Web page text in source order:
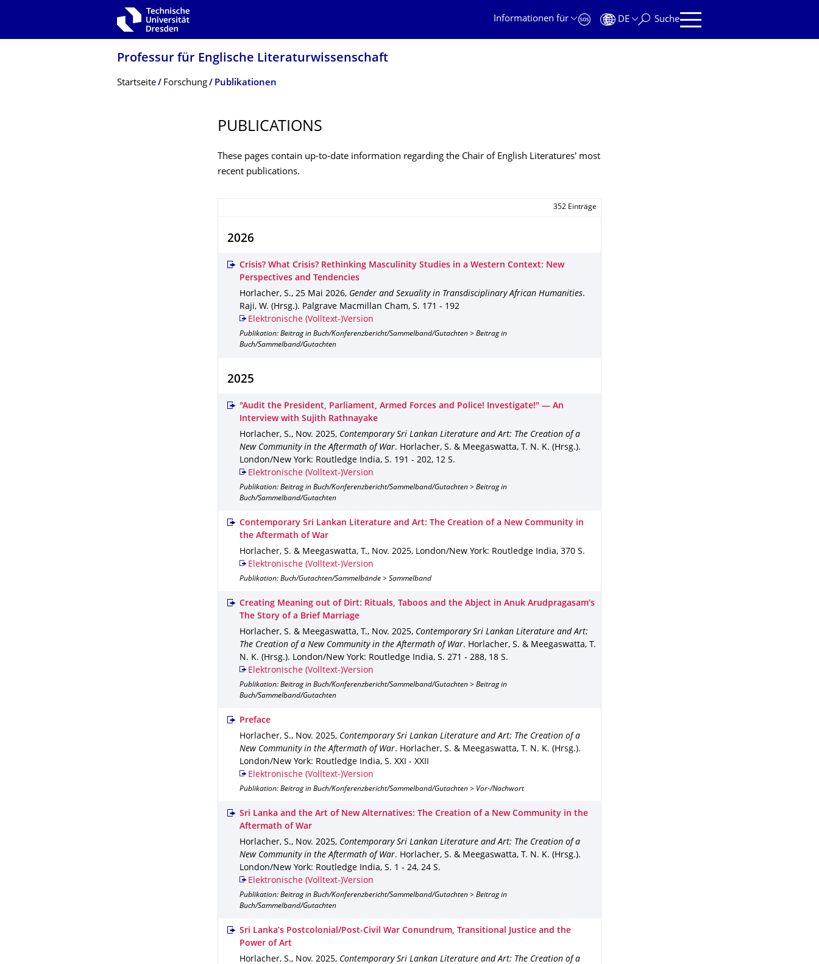
Zur Hauptnavigation springen
Informationen für
DE Suche
Professur für Englische Literaturwissen­schaft
Breadcrumb-Menü
Startseite Forschung Publikationen
PUBLICATIONS
These pages contain up-to-date information regarding the Chair of English Literatures' most
recent publications.
352 Einträge
2026
Crisis? What Crisis? Rethinking Masculinity Studies in a Western Context: New
Perspectives and Tendencies
Horlacher, S., 25 Mai 2026, Gender and Sexuality in Transdisciplinary African Humanities.
Raji, W. (Hrsg.). Palgrave Macmillan Cham, S. 171 - 192
Elektronische (Volltext-)Version
Publikation: Beitrag in Buch/Konferenzbericht/Sammelband/Gutachten > Beitrag in
Buch/Sammelband/Gutachten
2025
"Audit the President, Parliament, Armed Forces and Police! Investigate!" — An
Interview with Sujith Rathnayake
Horlacher, S., Nov. 2025, Contemporary Sri Lankan Literature and Art: The Creation of a
New Community in the Aftermath of War. Horlacher, S. & Meegaswatta, T. N. K. (Hrsg.).
London/New York: Routledge India, S. 191 - 202, 12 S.
Elektronische (Volltext-)Version
Publikation: Beitrag in Buch/Konferenzbericht/Sammelband/Gutachten > Beitrag in
Buch/Sammelband/Gutachten
Contemporary Sri Lankan Literature and Art: The Creation of a New Community in
the Aftermath of War
Horlacher, S. & Meegaswatta, T., Nov. 2025, London/New York: Routledge India, 370 S.
Elektronische (Volltext-)Version
Publikation: Buch/Gutachten/Sammelbände > Sammelband
Creating Meaning out of Dirt: Rituals, Taboos and the Abject in Anuk Arudpragasam’s
The Story of a Brief Marriage
Horlacher, S. & Meegaswatta, T., Nov. 2025, Contemporary Sri Lankan Literature and Art:
The Creation of a New Community in the Aftermath of War. Horlacher, S. & Meegaswatta, T.
N. K. (Hrsg.). London/New York: Routledge India, S. 271 - 288, 18 S.
Elektronische (Volltext-)Version
Publikation: Beitrag in Buch/Konferenzbericht/Sammelband/Gutachten > Beitrag in
Buch/Sammelband/Gutachten
Preface
Horlacher, S., Nov. 2025, Contemporary Sri Lankan Literature and Art: The Creation of a
New Community in the Aftermath of War. Horlacher, S. & Meegaswatta, T. N. K. (Hrsg.).
London/New York: Routledge India, S. XXI - XXII
Elektronische (Volltext-)Version
Publikation: Beitrag in Buch/Konferenzbericht/Sammelband/Gutachten > Vor-/Nachwort
Sri Lanka and the Art of New Alternatives: The Creation of a New Community in the
Aftermath of War
Horlacher, S., Nov. 2025, Contemporary Sri Lankan Literature and Art: The Creation of a
New Community in the Aftermath of War. Horlacher, S. & Meegaswatta, T. N. K. (Hrsg.).
London/New York: Routledge India, S. 1 - 24, 24 S.
Elektronische (Volltext-)Version
Publikation: Beitrag in Buch/Konferenzbericht/Sammelband/Gutachten > Beitrag in
Buch/Sammelband/Gutachten
Sri Lanka’s Postcolonial/Post-Civil War Conundrum, Transitional Justice and the
Power of Art
Horlacher, S., Nov. 2025, Contemporary Sri Lankan Literature and Art: The Creation of a